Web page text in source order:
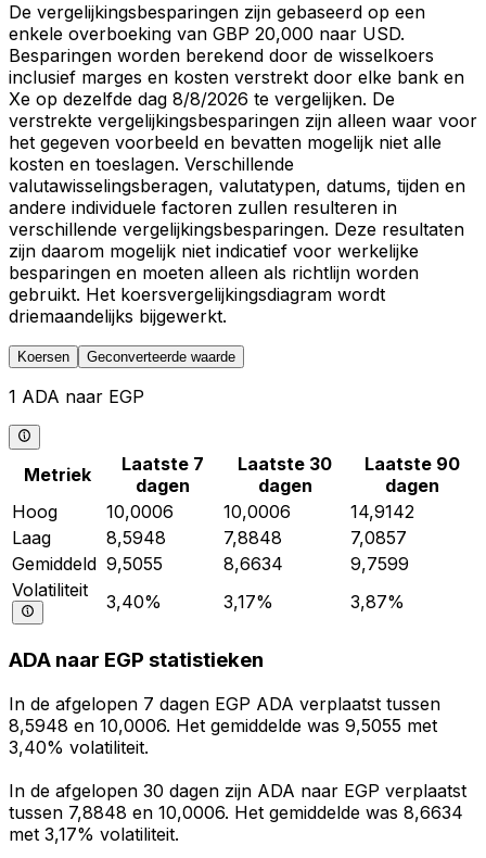
De vergelijkingsbesparingen zijn gebaseerd op een
enkele overboeking van GBP 20,000 naar USD.
Besparingen worden berekend door de wisselkoers
inclusief marges en kosten verstrekt door elke bank en
Xe op dezelfde dag 8/8/2026 te vergelijken. De
verstrekte vergelijkingsbesparingen zijn alleen waar voor
het gegeven voorbeeld en bevatten mogelijk niet alle
kosten en toeslagen. Verschillende
valutawisselingsberagen, valutatypen, datums, tijden en
andere individuele factoren zullen resulteren in
verschillende vergelijkingsbesparingen. Deze resultaten
zijn daarom mogelijk niet indicatief voor werkelijke
besparingen en moeten alleen als richtlijn worden
gebruikt. Het koersvergelijkingsdiagram wordt
driemaandelijks bijgewerkt.
Koersen Geconverteerde waarde
1 ADA naar EGP
Metriek
Laatste 7
dagen
Laatste 30
dagen
Laatste 90
dagen
Hoog
10,0006 10,0006
14,9142
Laag
8,5948 7,8848
7,0857
Gemiddeld 9,5055 8,6634
9,7599
Volatiliteit
3,40% 3,17% 3,87%
ADA naar EGP statistieken
In de afgelopen 7 dagen EGP ADA verplaatst tussen
8,5948 en 10,0006. Het gemiddelde was 9,5055 met
3,40% volatiliteit.
In de afgelopen 30 dagen zijn ADA naar EGP verplaatst
tussen 7,8848 en 10,0006. Het gemiddelde was 8,6634
met 3,17% volatiliteit.